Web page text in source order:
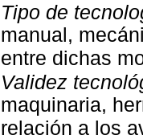
Tipo de
manual,
entre dichas
Validez
maquinaria,
relación a los